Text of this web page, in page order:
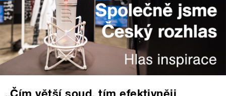
„Čím větší soud, tím efektivněji